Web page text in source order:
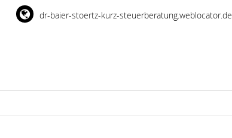
dr-baier-stoertz-kurz-steuerberatung.weblocator.de